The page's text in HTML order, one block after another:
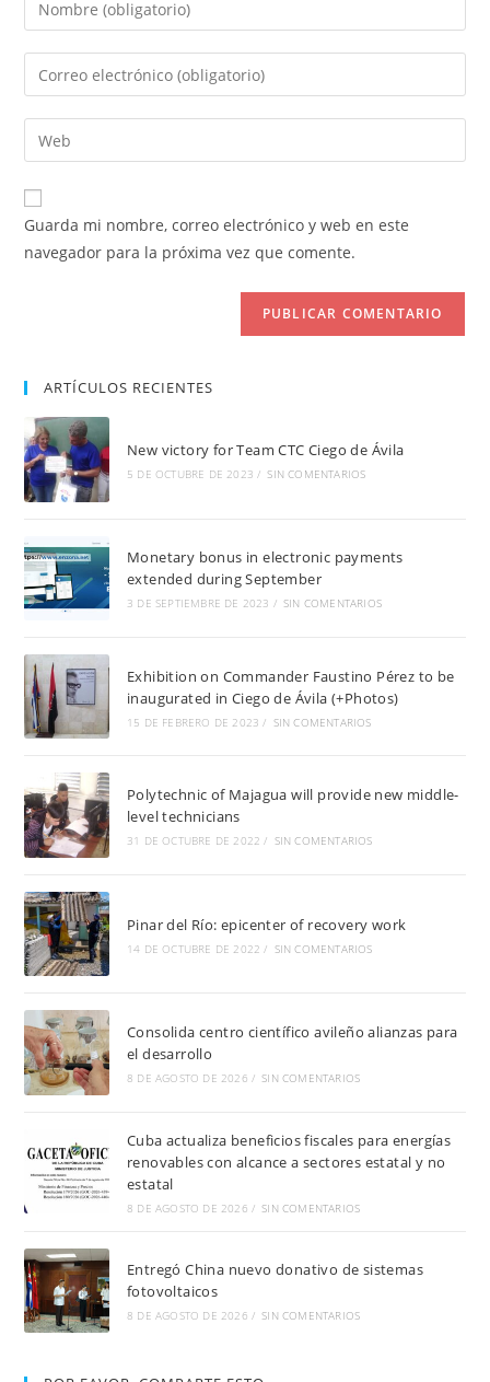
tu
nombre
de
usuario
para
comentar
Introduce
tu
dirección
de
electrónico
para
comentar
Introduce
la
URL
de
Guarda mi nombre, correo electrónico y web en este
navegador para la próxima vez que comente.
ARTÍCULOS RECIENTES
New victory for Team CTC Ciego de Ávila
5 DE OCTUBRE DE 2023 / SIN COMENTARIOS
Monetary bonus in electronic payments
extended during September
3 DE SEPTIEMBRE DE 2023 / SIN COMENTARIOS
Exhibition on Commander Faustino Pérez to be
inaugurated in Ciego de Ávila (+Photos)
15 DE FEBRERO DE 2023 / SIN COMENTARIOS
Polytechnic of Majagua will provide new middle-
level technicians
31 DE OCTUBRE DE 2022 / SIN COMENTARIOS
Pinar del Río: epicenter of recovery work
14 DE OCTUBRE DE 2022 / SIN COMENTARIOS
Consolida centro científico avileño alianzas para
el desarrollo
8 DE AGOSTO DE 2026 / SIN COMENTARIOS
Cuba actualiza beneficios fiscales para energías
renovables con alcance a sectores estatal y no
estatal
8 DE AGOSTO DE 2026 / SIN COMENTARIOS
Entregó China nuevo donativo de sistemas
fotovoltaicos
8 DE AGOSTO DE 2026 / SIN COMENTARIOS